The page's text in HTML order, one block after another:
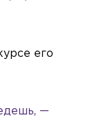
его
—